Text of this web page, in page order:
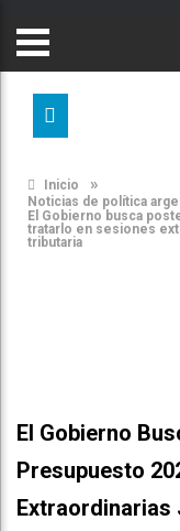
Inicio »
Noticias de política
El Gobierno busca
tratarlo en sesiones
tributaria
El Gobierno
Presupuesto
Extraordinarias